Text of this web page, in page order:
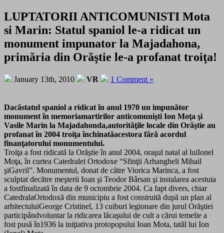
LUPTATORII ANTICOMUNISTI Mota
si Marin: Statul spaniol le-a ridicat un
monument impunator la Majadahona,
primăria din Orăştie le-a profanat troiţa!
January 13th, 2010 VR 1 Comment »
Dacăstatul spaniol a ridicat în anul 1970 un impunător
monument în memoriamartirilor anticomunişti Ion Moţa şi
Vasile Marin la Majadahonda,autorităţile locale din Orăştie au
profanat în 2004 troiţa închinatăacestora fără acordul
finanţatorului monumentului.
Troiţa a fost ridicată la Orăştie în anul 2004, oraşul natal al luiIonel
Moţa, în curtea Catedralei Ortodoxe “Sfinţii Arhangheli Mihail
şiGavril”. Monumentul, donat de către Viorica Marinca, a fost
sculptat decătre meşterii Ioan şi Teodor Bârsan şi instalarea acestuia
a fostfinalizată în data de 9 octombrie 2004. Ca fapt divers, chiar
CatedralaOrtodoxă din municipiu a fost construită după un plan al
arhitectuluiGeorge Cristinel, 13 cuiburi legionare din jurul Orăştiei
participândvoluntar la ridicarea lăcaşului de cult a cărui temelie a
fost pusă în1936 la iniţiativa protopopului Ioan Mota, tatăl lui Ion